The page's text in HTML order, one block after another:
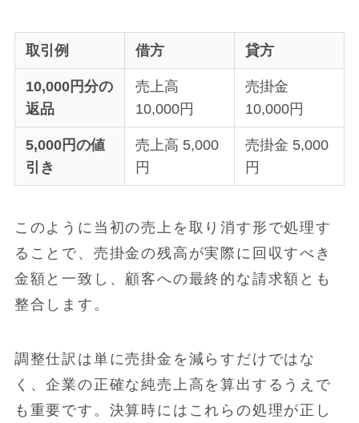
取引例 借方 貸方
10,000円分の
返品
売上高
10,000円
売掛金
10,000円
5,000円の値
引き
売上高 5,000
円
売掛金 5,000
円
このように当初の売上を取り消す形で処理す
ることで、売掛金の残高が実際に回収すべき
金額と一致し、顧客への最終的な請求額とも
整合します。
調整仕訳は単に売掛金を減らすだけではな
く、企業の正確な純売上高を算出するうえで
も重要です。決算時にはこれらの処理が正し